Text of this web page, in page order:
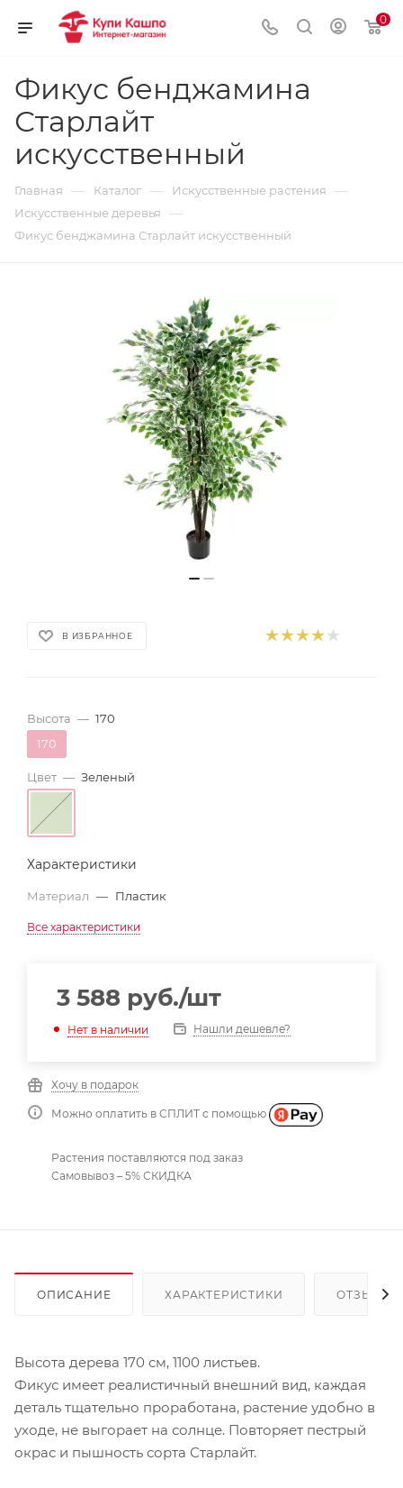
0
Фикус бенджамина
Старлайт
искусственный
Главная — Каталог — Искусственные растения —
Искусственные деревья —
Фикус бенджамина Старлайт искусственный
В ИЗБРАННОЕ
Высота — 170
170
Цвет — Зеленый
Характеристики
Материал — Пластик
Все характеристики
3 588 руб./шт
Нет в наличии Нашли дешевле?
Хочу в подарок
Можно оплатить в СПЛИТ с помощью
Растения поставляются под заказ
Самовывоз – 5% СКИДКА
ОПИСАНИЕ ХАРАКТЕРИСТИКИ ОТЗЫВЫ
Высота дерева 170 см, 1100 листьев.
Фикус имеет реалистичный внешний вид, каждая
деталь тщательно проработана, растение удобно в
уходе, не выгорает на солнце. Повторяет пестрый
окрас и пышность сорта Старлайт.